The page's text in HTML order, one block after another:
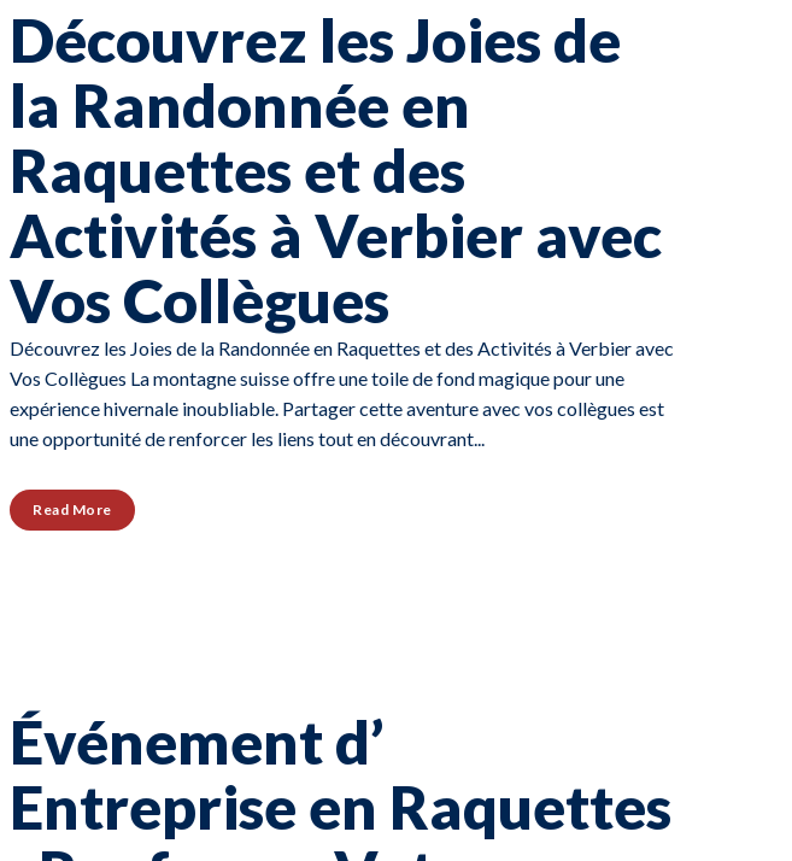
Découvrez les Joies de
la Randonnée en
Raquettes et des
Activités à Verbier avec
Vos Collègues
Découvrez les Joies de la Randonnée en Raquettes et des Activités à Verbier avec
Vos Collègues La montagne suisse offre une toile de fond magique pour une
expérience hivernale inoubliable. Partager cette aventure avec vos collègues est
une opportunité de renforcer les liens tout en découvrant...
Read More
Événement d’
Entreprise en Raquettes